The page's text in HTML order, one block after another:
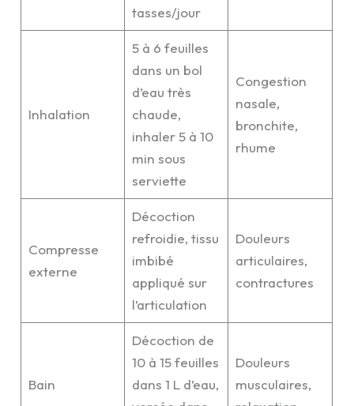
tasses/jour
Inhalation
5 à 6 feuilles
dans un bol
d’eau très
chaude,
inhaler 5 à 10
min sous
serviette
Congestion
nasale,
bronchite,
rhume
Compresse
externe
Décoction
refroidie, tissu
imbibé
appliqué sur
l’articulation
Douleurs
articulaires,
contractures
Bain
Décoction de
10 à 15 feuilles
dans 1 L d’eau,
Douleurs
musculaires,